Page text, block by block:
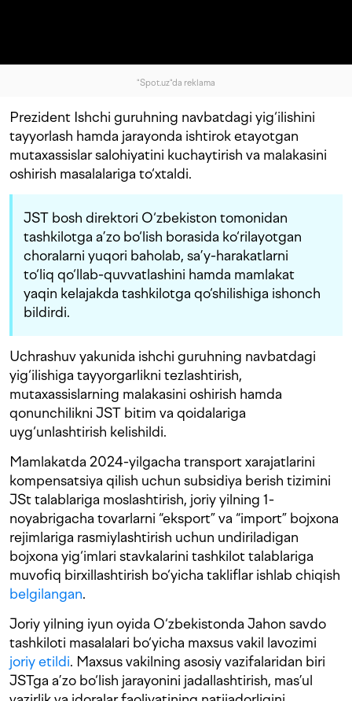
"Spot.uz"da reklama
Prezident Ishchi guruhning navbatdagi yig‘ilishini
tayyorlash hamda jarayonda ishtirok etayotgan
mutaxassislar salohiyatini kuchaytirish va malakasini
oshirish masalalariga to‘xtaldi.
JST bosh direktori O‘zbekiston tomonidan
tashkilotga a’zo bo‘lish borasida ko‘rilayotgan
choralarni yuqori baholab, sa’y-harakatlarni
to‘liq qo‘llab-quvvatlashini hamda mamlakat
yaqin kelajakda tashkilotga qo‘shilishiga ishonch
bildirdi.
Uchrashuv yakunida ishchi guruhning navbatdagi
yig‘ilishiga tayyorgarlikni tezlashtirish,
mutaxassislarning malakasini oshirish hamda
qonunchilikni JST bitim va qoidalariga
uyg‘unlashtirish kelishildi.
Mamlakatda 2024-yilgacha transport xarajatlarini
kompensatsiya qilish uchun subsidiya berish tizimini
JSt talablariga moslashtirish, joriy yilning 1-
noyabrigacha tovarlarni “eksport” va “import” bojxona
rejimlariga rasmiylashtirish uchun undiriladigan
bojxona yig‘imlari stavkalarini tashkilot talablariga
muvofiq birxillashtirish bo‘yicha takliflar ishlab chiqish
belgilangan.
Joriy yilning iyun oyida O‘zbekistonda Jahon savdo
tashkiloti masalalari bo‘yicha maxsus vakil lavozimi
joriy etildi. Maxsus vakilning asosiy vazifalaridan biri
JSTga a’zo bo‘lish jarayonini jadallashtirish, mas’ul